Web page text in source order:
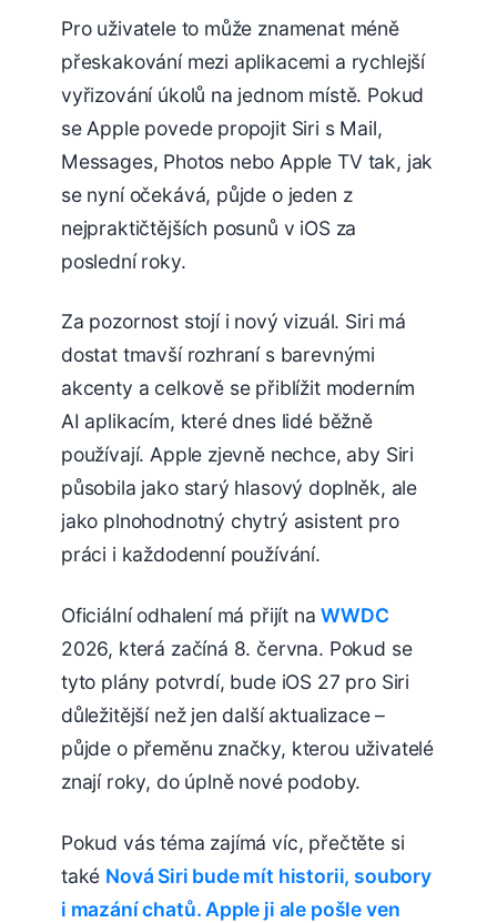
Pro uživatele to může znamenat méně
přeskakování mezi aplikacemi a rychlejší
vyřizování úkolů na jednom místě. Pokud
se Apple povede propojit Siri s Mail,
Messages, Photos nebo Apple TV tak, jak
se nyní očekává, půjde o jeden z
nejpraktičtějších posunů v iOS za
poslední roky.
Za pozornost stojí i nový vizuál. Siri má
dostat tmavší rozhraní s barevnými
akcenty a celkově se přiblížit moderním
AI aplikacím, které dnes lidé běžně
používají. Apple zjevně nechce, aby Siri
působila jako starý hlasový doplněk, ale
jako plnohodnotný chytrý asistent pro
práci i každodenní používání.
Oficiální odhalení má přijít naWWDC
2026, která začíná 8. června. Pokud se
tyto plány potvrdí, bude iOS 27 pro Siri
důležitější než jen další aktualizace –
půjde o přeměnu značky, kterou uživatelé
znají roky, do úplně nové podoby.
Pokud vás téma zajímá víc, přečtěte si
také Nová Siri bude mít historii, soubory
i mazání chatů. Apple ji ale pošle ven